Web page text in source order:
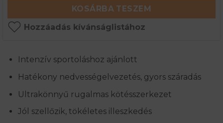
KOSÁRBA TESZEM
Hozzáadás kívánságlistához
Intenzív sportoláshoz ajánlott
Hatékony nedvességelvezetés, gyors száradás
Ultrakönnyű rugalmas kötésszerkezet
Jól szellőzik, tökéletes illeszkedés